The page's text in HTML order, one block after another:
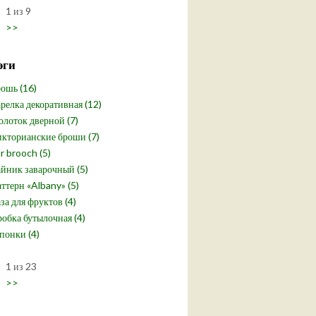
1 из 9
>>
(16)
декоративная (12)
дверной (7)
броши (7)
brooch (5)
заварочный (5)
«Albany» (5)
для фруктов (4)
бутылочная (4)
(4)
1 из 23
>>